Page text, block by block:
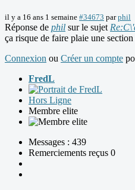
il y a 16 ans 1 semaine #34673 parphil
Réponse de phil sur le sujet
ça risque de faire plaie une
Connexion ou Créer un compte
FredL
Hors Ligne
Membre elite
Messages : 439
Remerciements reçus 0